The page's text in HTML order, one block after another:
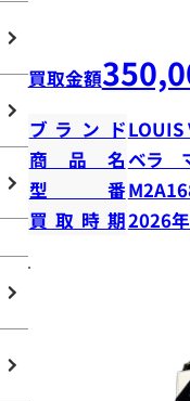
買取金額
ブランドLOUIS
商品名ベラ
型番
買取時期2026